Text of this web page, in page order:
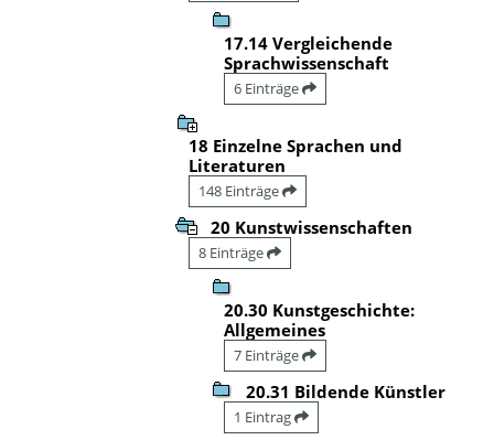
17.14 Vergleichende
Sprachwissenschaft
6 Einträge
18 Einzelne Sprachen und
Literaturen
148 Einträge
20 Kunstwissenschaften
8 Einträge
20.30 Kunstgeschichte:
Allgemeines
7 Einträge
20.31 Bildende Künstler
1 Eintrag